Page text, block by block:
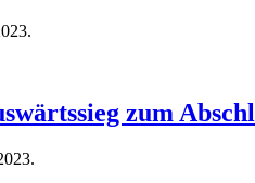
.
zum
.